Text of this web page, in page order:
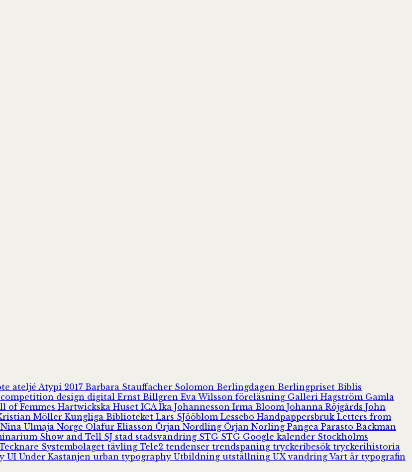
ateljé Atypi 2017 Barbara Stauffacher Solomon Berlingdagen Berlingpriset Biblis
competition design digital Ernst Billgren Eva Wilsson föreläsning Galleri Hagström Gamla
of Femmes Hartwickska Huset ICA Ika Johannesson Irma Bloom Johanna Röjgårds John
Möller Kungliga Biblioteket Lars SJööblom Lessebo Handpappersbruk Letters from
Nina Ulmaja Norge Olafur Eliasson Örjan Nordling Örjan Norling Pangea Parasto Backman
Show and Tell SJ stad stadsvandring STG STG Google kalender Stockholms
Systembolaget tävling Tele2 tendenser trendspaning tryckeribesök tryckerihistoria
UI Under Kastanjen urban typography Utbildning utställning UXvandring Vart är typografin